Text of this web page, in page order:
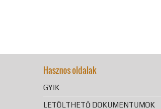
Hasznos oldalak
GYIK
LETÖLTHETŐ DOKUMENTUMOK